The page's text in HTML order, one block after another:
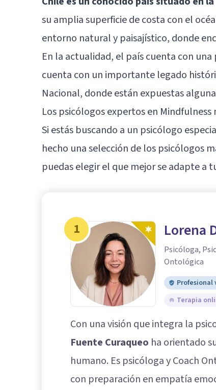
su amplia superficie de costa con el
entorno natural y paisajístico, donde
En la actualidad, el país cuenta con
cuenta con un importante legado
Nacional, donde están expuestas
Los psicólogos expertos en
Si estás buscando a un psicólogo
hecho una selección de los psicólogos
puedas elegir el que mejor se adapte a
1 Lorena
Psicóloga,
Ontológica
Profesional
Terapia
Con una visión que integra la
Fuente Curaqueo ha orientado
humano. Es psicóloga y Coach
con preparación en empatía